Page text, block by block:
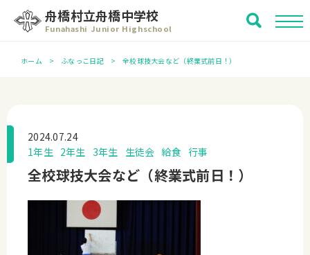
舟橋村立舟橋中学校
Funahashi Junior Highschool
ホーム ふなっこ日記 全校球技大会など（終業式前日！）
2024.07.24
1年生 2年生 3年生 生徒会 給食 行事
全校球技大会など（終業式前日！）